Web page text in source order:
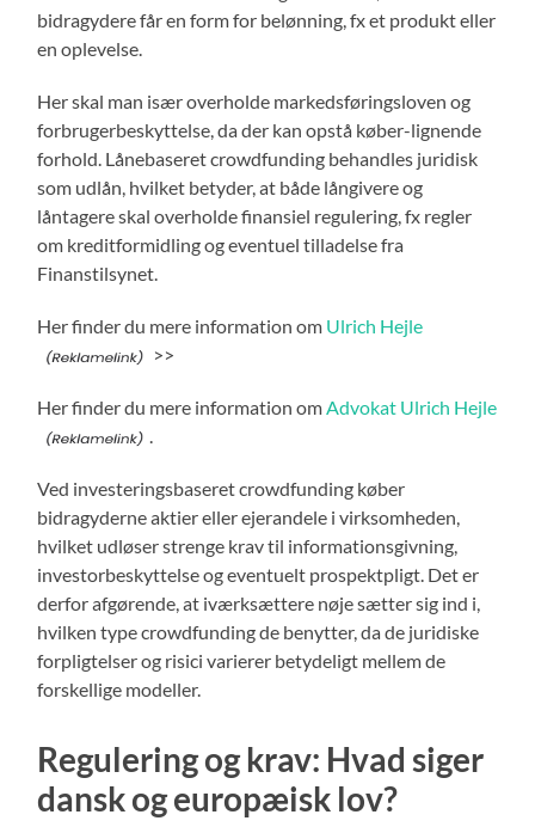
bidragydere får en form for belønning, fx et produkt eller
en oplevelse.
Her skal man især overholde markedsføringsloven og
forbrugerbeskyttelse, da der kan opstå køber-lignende
forhold. Lånebaseret crowdfunding behandles juridisk
som udlån, hvilket betyder, at både långivere og
låntagere skal overholde finansiel regulering, fx regler
om kreditformidling og eventuel tilladelse fra
Finanstilsynet.
Her finder du mere information om Ulrich Hejle
>>
Her finder du mere information om Advokat Ulrich Hejle
Ved investeringsbaseret crowdfunding køber
bidragyderne aktier eller ejerandele i virksomheden,
hvilket udløser strenge krav til informationsgivning,
investorbeskyttelse og eventuelt prospektpligt. Det er
derfor afgørende, at iværksættere nøje sætter sig ind i,
hvilken type crowdfunding de benytter, da de juridiske
forpligtelser og risici varierer betydeligt mellem de
forskellige modeller.
Regulering og krav: Hvad siger
dansk og europæisk lov?